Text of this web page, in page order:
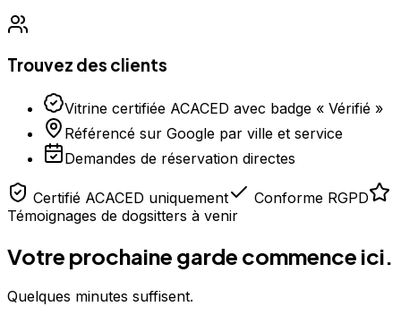
Trouvez des clients
Vitrine certifiée ACACED avec badge « Vérifié »
Référencé sur Google par ville et service
Demandes de réservation directes
Certifié ACACED uniquement
Conforme RGPD
Témoignages de dogsitters à venir
Votre prochaine garde commence ici.
Quelques minutes suffisent.